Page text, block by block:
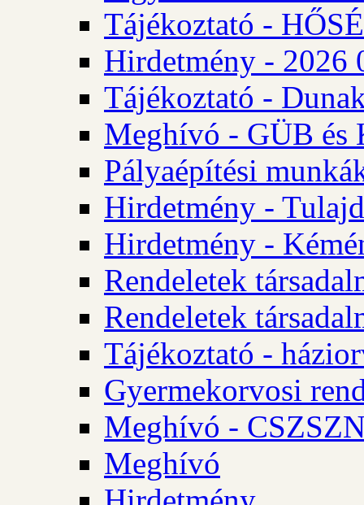
Tájékoztató -
Hirdetmény - 2026
Tájékoztató -
Meghívó - GÜB és
Pályaépítési
Hirdetmény -
Hirdetmény -
Rendeletek
Rendeletek
Tájékoztató -
Gyermekorvosi
Meghívó -
Meghívó